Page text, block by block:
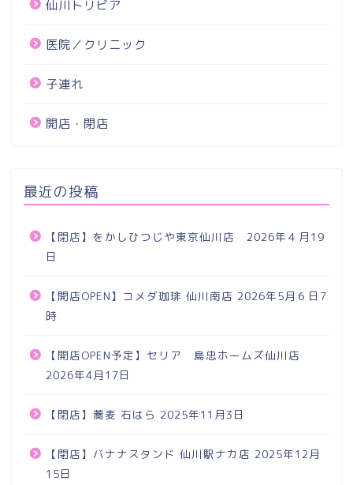
仙川トリビア
医院／クリニック
子連れ
開店・閉店
最近の投稿
【閉店】をかしひつじや東京仙川店 2026年４月19
日
【開店OPEN】コメダ珈琲 仙川南店 2026年5月６日7
時
【開店OPEN予定】セリア 島忠ホームズ仙川店
2026年4月17日
【閉店】蕎麦 石はら 2025年11月3日
【閉店】バナナスタンド 仙川駅ナカ店 2025年12月
15日